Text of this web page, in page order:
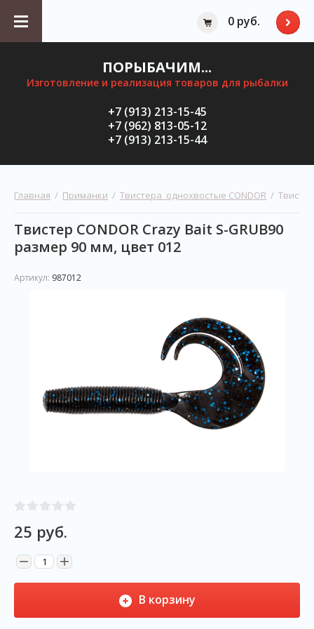
0 руб.
ПОРЫБАЧИМ...
Изготовление и реализация товаров для рыбалки
+7 (913) 213-15-45
+7 (962) 813-05-12
+7 (913) 213-15-44
Главная
  /
Приманки
  /
Твистера  однохвостые CONDOR
/
Твистер CONDOR Crazy Bait S-GRUB90
размер 90 мм, цвет 012
Артикул: 987012
25 руб.
− +
В корзину